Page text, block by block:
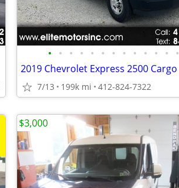
• • • • • • • • • • • • •
2019 Chevrolet Express 2500 Cargo
7/13 199k mi 412-824-7322
$3,000